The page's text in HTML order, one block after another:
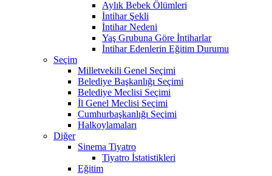
Aylık Bebek Ölümleri
İntihar Şekli
İntihar Nedeni
Yaş Grubuna Göre İntiharlar
İntihar Edenlerin Eğitim Durumu
Seçim
Milletvekili Genel Seçimi
Belediye Başkanlığı Seçimi
Belediye Meclisi Seçimi
İl Genel Meclisi Seçimi
Cumhurbaşkanlığı Seçimi
Halkoylamaları
Diğer
Sinema Tiyatro
Tiyatro İstatistikleri
Eğitim